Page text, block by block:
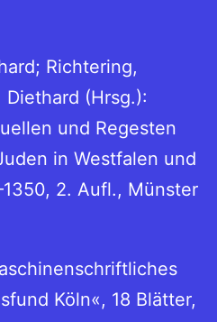
Richtering,
(Hrsg.):
und Regesten
in Westfalen und
2. Aufl., Münster
Köln«, 18 Blätter,